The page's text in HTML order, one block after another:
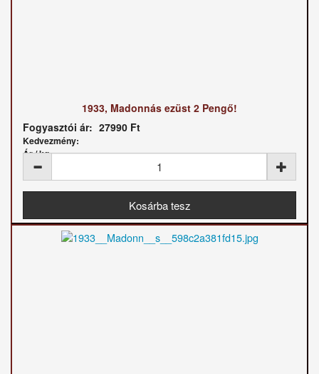
1933, Madonnás ezüst 2 Pengő!
Fogyasztói ár: 27990 Ft
Kedvezmény:
Ár / kg: